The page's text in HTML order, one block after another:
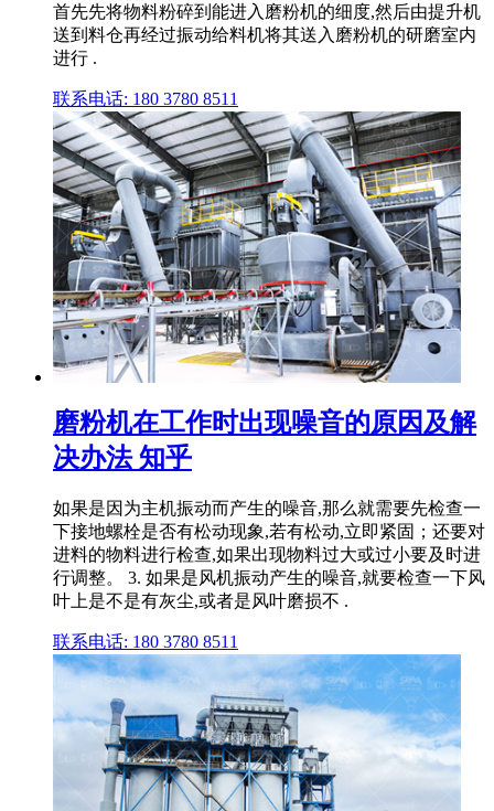
首先先将物料粉碎到能进入磨粉机的细度,然后由提升机
送到料仓再经过振动给料机将其送入磨粉机的研磨室内
进行 .
联系电话: 180 3780 8511
磨粉机在工作时出现噪音的原因及解
决办法 知乎
如果是因为主机振动而产生的噪音,那么就需要先检查一
下接地螺栓是否有松动现象,若有松动,立即紧固；还要对
进料的物料进行检查,如果出现物料过大或过小要及时进
行调整。 3. 如果是风机振动产生的噪音,就要检查一下风
叶上是不是有灰尘,或者是风叶磨损不 .
联系电话: 180 3780 8511